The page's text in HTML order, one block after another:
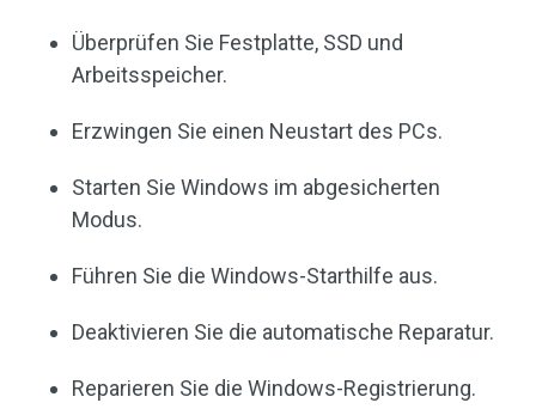
Überprüfen Sie Festplatte, SSD und
Arbeitsspeicher.
Erzwingen Sie einen Neustart des PCs.
Starten Sie Windows im abgesicherten
Modus.
Führen Sie die Windows-Starthilfe aus.
Deaktivieren Sie die automatische Reparatur.
Reparieren Sie die Windows-Registrierung.